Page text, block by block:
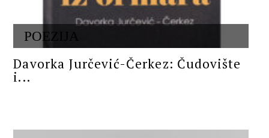
POEZIJA
Davorka Jurčević-Čerkez: Čudovište
i...